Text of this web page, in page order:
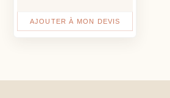
AJOUTER À MON DEVIS